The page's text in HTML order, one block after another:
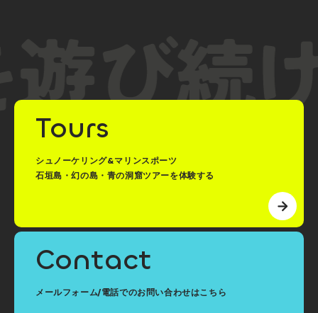
Tours
シュノーケリング&マリンスポーツ
石垣島・幻の島・青の洞窟ツアーを体験する
Contact
メールフォーム/電話でのお問い合わせはこちら